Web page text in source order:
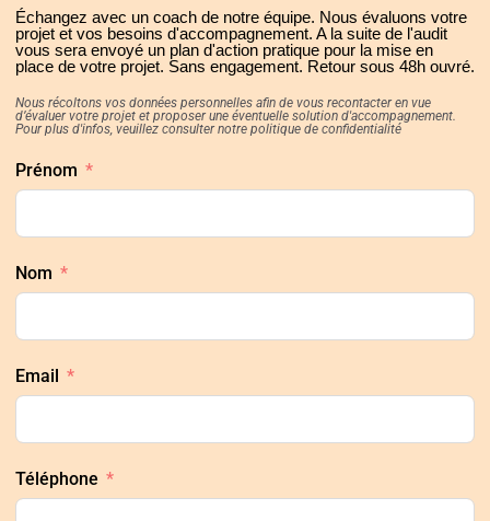
Échangez avec un coach de notre équipe. Nous évaluons votre
projet et vos besoins d'accompagnement. A la suite de l'audit
vous sera envoyé un plan d'action pratique pour la mise en
place de votre projet. Sans engagement. Retour sous 48h ouvré.
Nous récoltons vos données personnelles afin de vous recontacter en vue
d’évaluer votre projet et proposer une éventuelle solution d'accompagnement.
Pour plus d'infos, veuillez consulter notre politique de confidentialité
Prénom
Nom
Email
Téléphone